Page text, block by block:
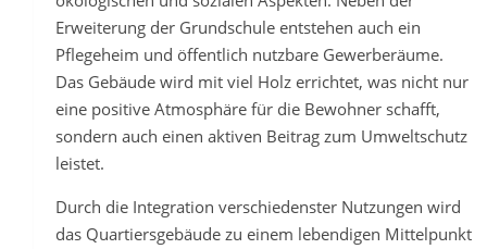
Erweiterung der Grundschule entstehen auch ein
Pflegeheim und öffentlich nutzbare Gewerberäume.
Das Gebäude wird mit viel Holz errichtet, was nicht nur
eine positive Atmosphäre für die Bewohner schafft,
sondern auch einen aktiven Beitrag zum Umweltschutz
leistet.
Durch die Integration verschiedenster Nutzungen wird
das Quartiersgebäude zu einem lebendigen Mittelpunkt